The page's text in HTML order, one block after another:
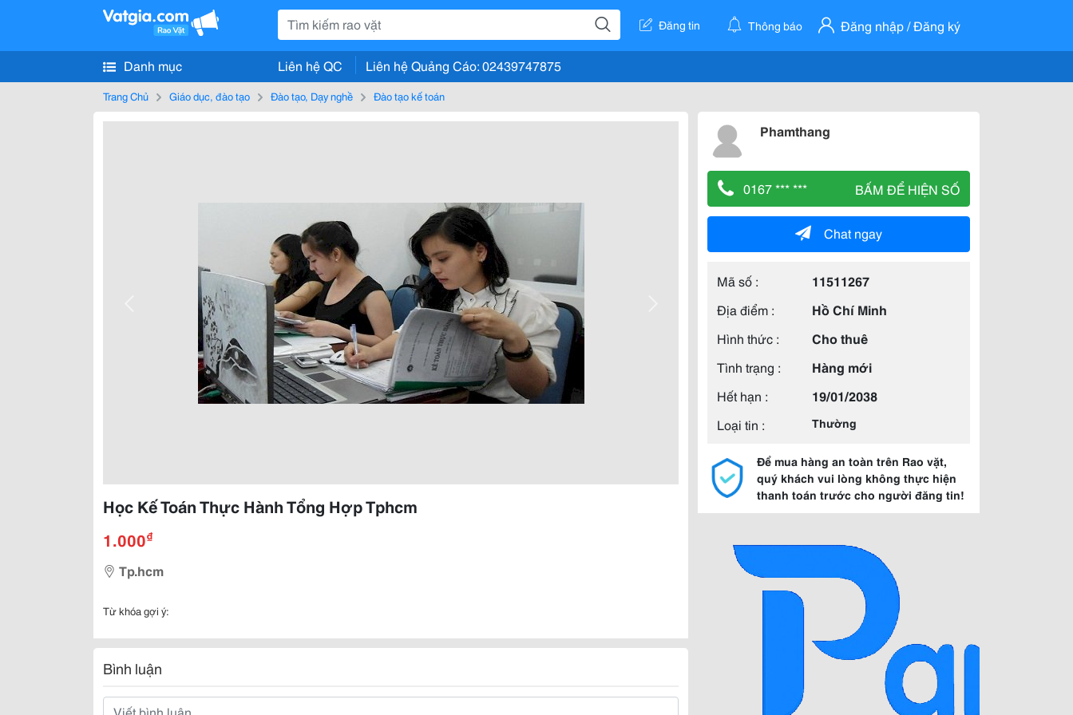
Đăng tin Thông báo Đăng nhập / Đăng ký
Danh mục Liên hệ QC Liên hệ Quảng Cáo: 02439747875
Trang Chủ Giáo dục, đào tạo Đào tạo, Dạy nghề Đào tạo kế toán
Học Kế Toán Thực Hành Tổng Hợp Tphcm
1.000₫
Tp.hcm
Từ khóa gợi ý:
Bình luận
Phamthang
0167 *** *** BẤM ĐỂ HIỆN SỐ
Chat ngay
Mã số :
11511267
Địa điểm :
Hồ Chí Minh
Hình thức :
Cho thuê
Tình trạng :
Hàng mới
Hết hạn :
19/01/2038
Loại tin :
Thường
Để mua hàng an toàn trên Rao vặt,
quý khách vui lòng không thực hiện
thanh toán trước cho người đăng tin!